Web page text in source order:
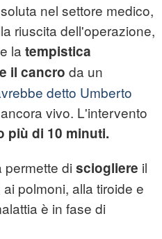
nel settore medico,
riuscita dell'operazione,
la tempistica
il cancro da un
detto Umberto
vivo. L'intervento
più di 10 minuti.
permette di sciogliere il
polmoni, alla tiroide e
è in fase di